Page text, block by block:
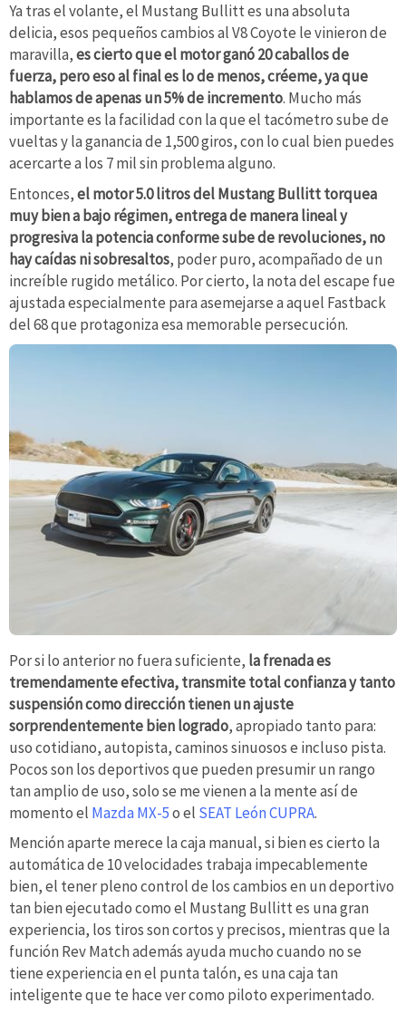
Ya tras el volante, el Mustang Bullitt es una absoluta
delicia, esos pequeños cambios al V8 Coyote le vinieron de
maravilla,es cierto que el motor ganó 20 caballos de
fuerza, pero eso al final es lo de menos, créeme, ya que
hablamos de apenas un 5% de incremento. Mucho más
importante es la facilidad con la que el tacómetro sube de
vueltas y la ganancia de 1,500 giros, con lo cual bien puedes
acercarte a los 7 mil sin problema alguno.
Entonces,el motor 5.0 litros del Mustang Bullitt torquea
muy bien a bajo régimen, entrega de manera lineal y
progresiva la potencia conforme sube de revoluciones, no
hay caídas ni sobresaltos, poder puro, acompañado de un
increíble rugido metálico. Por cierto, la nota del escape fue
ajustada especialmente para asemejarse a aquel Fastback
del 68 que protagoniza esa memorable persecución.
Por si lo anterior no fuera suficiente, la frenada es
tremendamente efectiva, transmite total confianza y tanto
suspensión como dirección tienen un ajuste
sorprendentemente bien logrado, apropiado tanto para:
uso cotidiano, autopista, caminos sinuosos e incluso pista.
Pocos son los deportivos que pueden presumir un rango
tan amplio de uso, solo se me vienen a la mente así de
momento el Mazda MX-5o el SEAT León CUPRA.
Mención aparte merece la caja manual, si bien es cierto la
automática de 10 velocidades trabaja impecablemente
bien, el tener pleno control de los cambios en un deportivo
tan bien ejecutado como el Mustang Bullitt es una gran
experiencia, los tiros son cortos y precisos, mientras que la
función Rev Match además ayuda mucho cuando no se
tiene experiencia en el punta talón, es una caja tan
inteligente que te hace ver como piloto experimentado.